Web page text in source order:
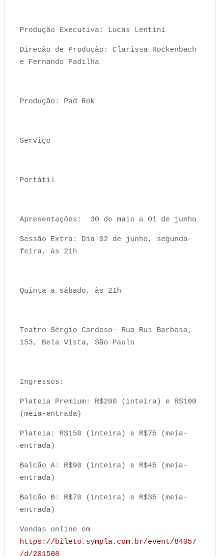
Produção Executiva: Lucas Lentini
Direção de Produção: Clarissa Rockenbach
e Fernando Padilha
Produção: Pad Rok
Serviço
Portátil
Apresentações: 30 de maio a 01 de junho
Sessão Extra: Dia 02 de junho, segunda-
feira, às 21h
Quinta a sábado, às 21h
Teatro Sérgio Cardoso– Rua Rui Barbosa,
153, Bela Vista, São Paulo
Ingressos:
Plateia Premium: R$200 (inteira) e R$100
(meia-entrada)
Plateia: R$150 (inteira) e R$75 (meia-
entrada)
Balcão A: R$90 (inteira) e R$45 (meia-
entrada)
Balcão B: R$70 (inteira) e R$35 (meia-
entrada)
Vendas online em
https://bileto.sympla.com.br/event/84057
/d/201508